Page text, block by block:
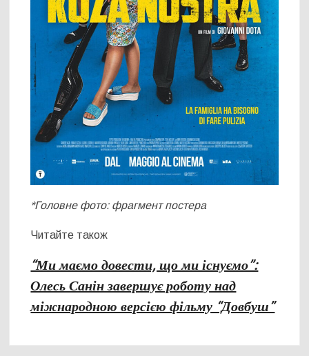
*Головне фото: фрагмент постера
Читайте також
“Ми маємо довести, що ми існуємо”:
Олесь Санін завершує роботу над
міжнародною версією фільму “Довбуш”